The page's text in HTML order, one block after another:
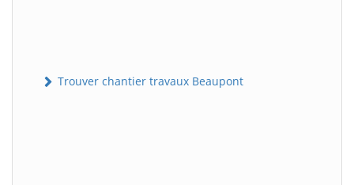
Trouver chantier travaux Beaupont